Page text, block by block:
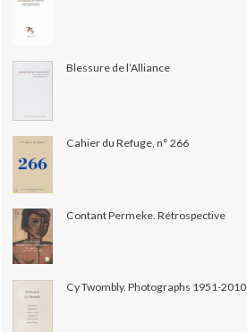
Blessure de l’Alliance
Cahier du Refuge, n° 266
Contant Permeke. Rétrospective
Cy Twombly. Photographs 1951-2010